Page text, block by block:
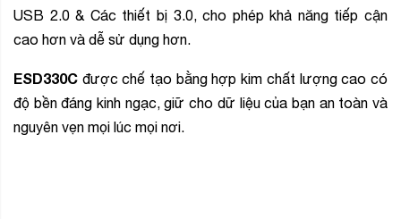
USB 2.0 & Các thiết bị 3.0, cho phép khả năng tiếp cận
cao hơn và dễ sử dụng hơn.
ESD330C được chế tạo bằng hợp kim chất lượng cao có
độ bền đáng kinh ngạc, giữ cho dữ liệu của bạn an toàn và
nguyên vẹn mọi lúc mọi nơi.